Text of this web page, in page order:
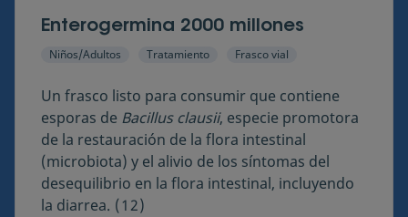
Enterogermina 2000 millones
Niños/Adultos Tratamiento Frasco vial
Un frasco listo para consumir que contiene
esporas de Bacillus clausii, especie promotora
de la restauración de la flora intestinal
(microbiota) y el alivio de los síntomas del
desequilibrio en la flora intestinal, incluyendo
la diarrea. (12)​​​​